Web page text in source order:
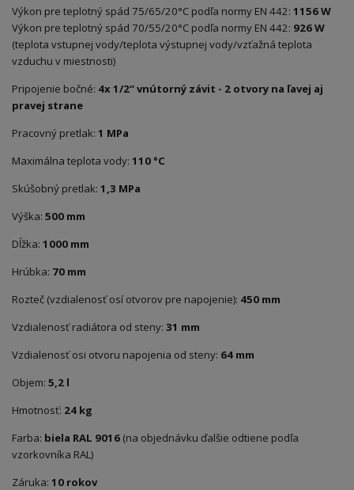
Výkon pre teplotný spád 75/65/20°C podľa normy EN 442: 1156W
Výkon pre teplotný spád 70/55/20°C podľa normy EN 442: 926W
(teplota vstupnej vody/teplota výstupnej vody/vzťažná teplota
vzduchu v miestnosti)
Pripojenie bočné: 4x 1/2“ vnútorný závit - 2 otvory na ľavej aj
pravej strane
Pracovný pretlak: 1 MPa
Maximálna teplota vody: 110 °C
Skúšobný pretlak: 1,3 MPa
Výška: 500 mm
Dĺžka: 1000 mm
Hrúbka: 70 mm
Rozteč (vzdialenosť osí otvorov pre napojenie): 450 mm
Vzdialenosť radiátora od steny: 31 mm
Vzdialenosť osi otvoru napojenia od steny: 64 mm
Objem: 5,2 l
Hmotnosť: 24 kg
Farba: biela RAL 9016 (na objednávku ďalšie odtiene podľa
vzorkovníka RAL)
Záruka: 10 rokov